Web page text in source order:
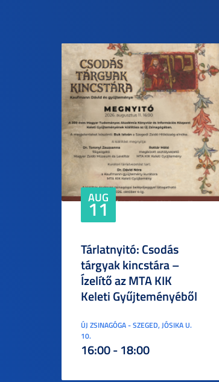
AUG
11
Tárlatnyitó: Csodás
tárgyak kincstára –
Ízelítő az MTA KIK
Keleti Gyűjteményéből
ÚJ ZSINAGÓGA - SZEGED, JÓSIKA U.
10.
16:00 - 18:00